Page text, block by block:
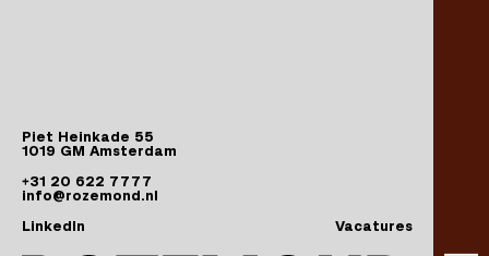
Piet Heinkade 55
1019 GM Amsterdam
+31 20 622 7777
info@rozemond.nl
LinkedIn
Vacatures